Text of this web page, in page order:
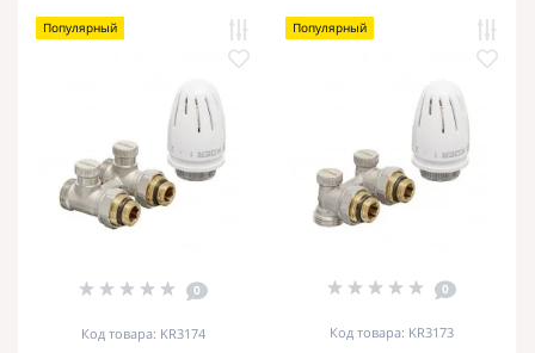
Популярный
0
Код товара: KR3174
Популярный
0
Код товара: KR3173